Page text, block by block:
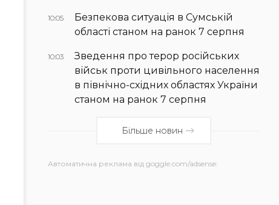
10:05
Безпекова ситуація в Сумській
області станом на ранок 7 серпня
10:03
Зведення про терор російських
військ проти цивільного населення
в північно-східних областях України
станом на ранок 7 серпня
Більше новин
Автоматична реклама від goggle.com/adsense: